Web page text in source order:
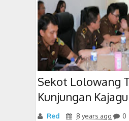
Sekot Lolowang
Kunjungan
Red 8 years ago 0